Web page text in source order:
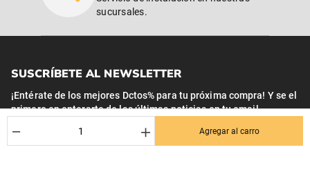
＋
－ Agregar al carro
Nombre